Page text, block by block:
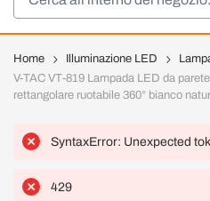
Home Illuminazione LED
V-TAC VT-819 Lampada LED da
rettangolare ruotabile 360° bianco
SyntaxError: Unexpected
429